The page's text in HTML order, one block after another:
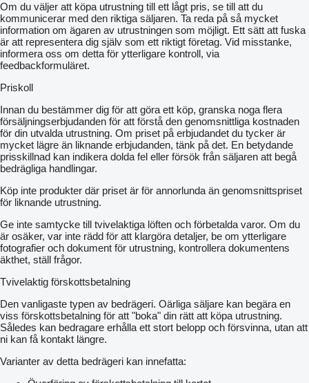
Om du väljer att köpa utrustning till ett lågt pris, se till att du
kommunicerar med den riktiga säljaren. Ta reda på så mycket
information om ägaren av utrustningen som möjligt. Ett sätt att fuska
är att representera dig själv som ett riktigt företag. Vid misstanke,
informera oss om detta för ytterligare kontroll, via
feedbackformuläret.
Priskoll
Innan du bestämmer dig för att göra ett köp, granska noga flera
försäljningserbjudanden för att förstå den genomsnittliga kostnaden
för din utvalda utrustning. Om priset på erbjudandet du tycker är
mycket lägre än liknande erbjudanden, tänk på det. En betydande
prisskillnad kan indikera dolda fel eller försök från säljaren att begå
bedrägliga handlingar.
Köp inte produkter där priset är för annorlunda än genomsnittspriset
för liknande utrustning.
Ge inte samtycke till tvivelaktiga löften och förbetalda varor. Om du
är osäker, var inte rädd för att klargöra detaljer, be om ytterligare
fotografier och dokument för utrustning, kontrollera dokumentens
äkthet, ställ frågor.
Tvivelaktig förskottsbetalning
Den vanligaste typen av bedrägeri. Oärliga säljare kan begära en
viss förskottsbetalning för att "boka" din rätt att köpa utrustning.
Således kan bedragare erhålla ett stort belopp och försvinna, utan att
ni kan få kontakt längre.
Varianter av detta bedrägeri kan innefatta: